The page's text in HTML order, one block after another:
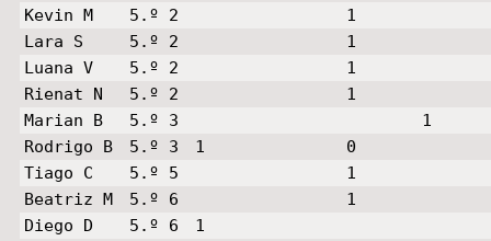
Kevin M
5.º 2
1
Lara S
5.º 2
1
Luana V
5.º 2
1
Rienat N
5.º 2
1
Marian B
5.º 3
1
Rodrigo B
5.º 3 1
0
Tiago C
5.º 5
1
Beatriz M
5.º 6
1
Diego D
5.º 6
1